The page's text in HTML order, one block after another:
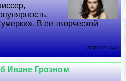
В ее творческой
23 07 2026 2:34:38
Иване Грозном